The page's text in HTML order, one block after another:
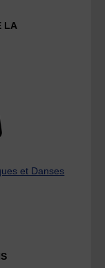
LA
et Danses